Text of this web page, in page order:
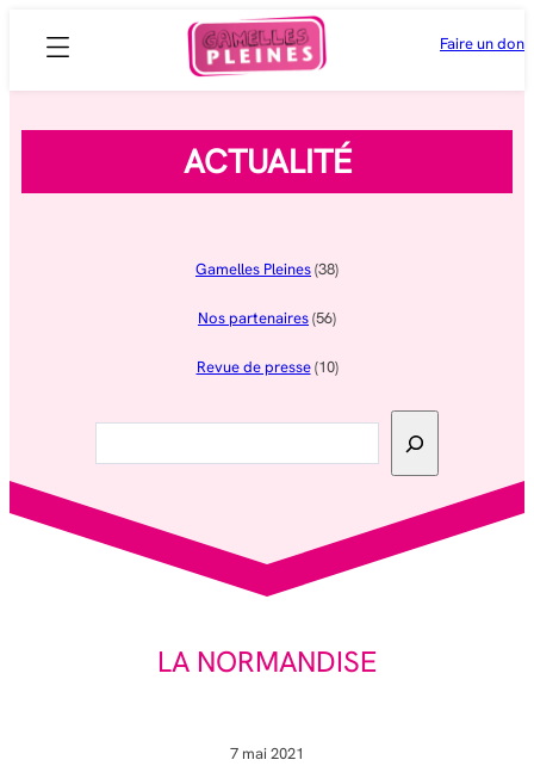
Faire un don
ACTUALITÉ
Gamelles Pleines(38)
Nos partenaires(56)
Revue de presse(10)
Rechercher
LA NORMANDISE
7 mai 2021